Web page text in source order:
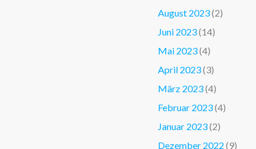
August 2023(2)
Juni 2023(14)
Mai 2023(4)
April 2023(3)
März 2023(4)
Februar 2023(4)
Januar 2023(2)
Dezember 2022 (9)